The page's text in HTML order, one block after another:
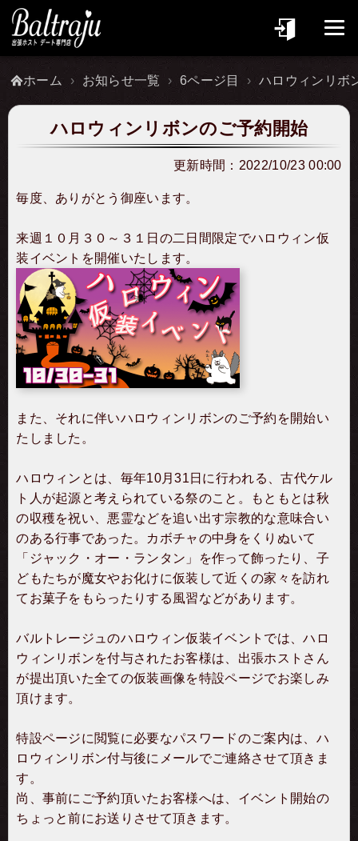
ホーム お知らせ一覧 6ページ目 ハロウィンリボ
ハロウィンリボンのご予約開始
更新時間： 2022/10/23 00:00
毎度、ありがとう御座います。
来週１０月３０～３１日の二日間限定でハロウィン仮
装イベントを開催いたします。
また、それに伴いハロウィンリボンのご予約 を開始い
たしました。
ハロウィンとは、毎年10月31日に行われる、古代ケル
ト人が起源と考えられている祭のこと。もともとは秋
の収穫を祝い、悪霊などを追い出す宗教的な意味合い
のある行事であった。カボチャの中身をくりぬいて
「ジャック・オー・ランタン」を作って飾ったり、子
どもたちが魔女やお化けに仮装して近くの家々を訪れ
てお菓子をもらったりする風習などがあります。
バルトレージュのハロウィン仮装イベントでは、ハロ
ウィンリボンを付与されたお客様は、出張ホストさん
が提出頂いた全ての仮装画像を特設ページでお楽しみ
頂けます。
特設ページに閲覧に必要なパスワードのご案内は、ハ
ロウィンリボン付与後にメールでご連絡させて頂きま
す。
尚、事前にご予約頂いたお客様へは、イベント開始の
ちょっと前にお送りさせて頂きます。